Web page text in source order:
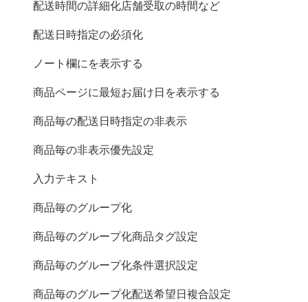
配送時間の詳細化 (店舗受取の時間など)
配送日時指定の必須化
ノート欄にGoogle mapを表示する
商品ページに最短お届け日を表示する
商品毎の配送日時指定の非表示
商品毎の非表示優先設定
入力テキスト
商品毎のグループ化
商品毎のグループ化 (商品タグ設定)
商品毎のグループ化(条件選択設定)
商品毎のグループ化 (配送希望日複合設定)